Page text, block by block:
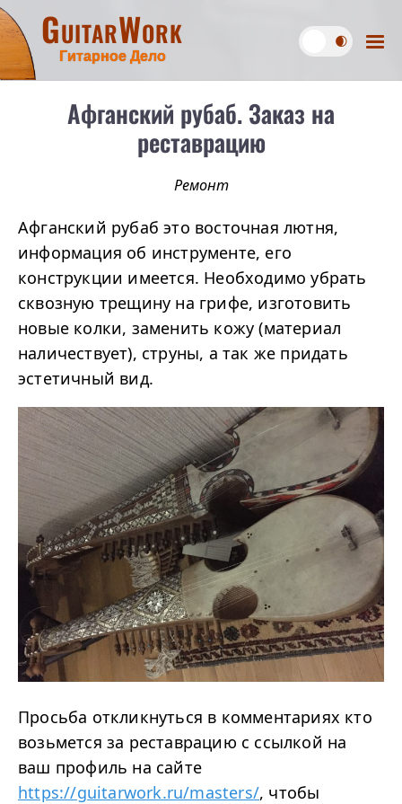
GuitarWork
Гитарное Дело
Афганский рубаб. Заказ на
реставрацию
Ремонт
Афганский рубаб это восточная лютня,
информация об инструменте, его
конструкции имеется. Необходимо убрать
сквозную трещину на грифе, изготовить
новые колки, заменить кожу (материал
наличествует), струны, а так же придать
эстетичный вид.
Просьба откликнуться в комментариях кто
возьмется за реставрацию с ссылкой на
ваш профиль на сайте
https://guitarwork.ru/masters/, чтобы